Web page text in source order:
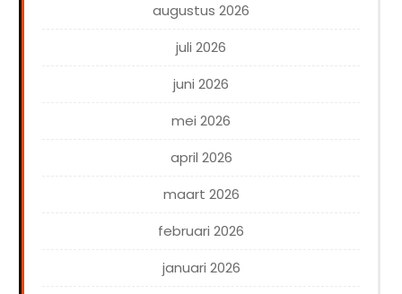
augustus 2026
juli 2026
juni 2026
mei 2026
april 2026
maart 2026
februari 2026
januari 2026